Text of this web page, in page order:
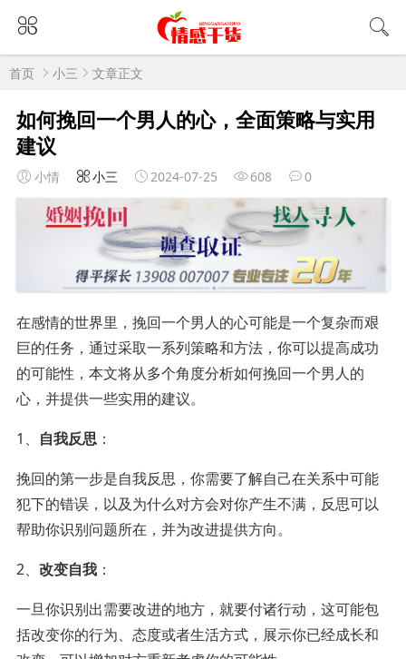
首页 小三 文章正文
如何挽回一个男人的心，全面策略与实用
建议
小情 小三 2024-07-25 608 0
在感情的世界里，挽回一个男人的心可能是一个复杂而艰
巨的任务，通过采取一系列策略和方法，你可以提高成功
的可能性，本文将从多个角度分析如何挽回一个男人的
心，并提供一些实用的建议。
1、 自我反思：
挽回的第一步是自我反思，你需要了解自己在关系中可能
犯下的错误，以及为什么对方会对你产生不满，反思可以
帮助你识别问题所在，并为改进提供方向。
2、 改变自我：
一旦你识别出需要改进的地方，就要付诸行动，这可能包
括改变你的行为、态度或者生活方式，展示你已经成长和